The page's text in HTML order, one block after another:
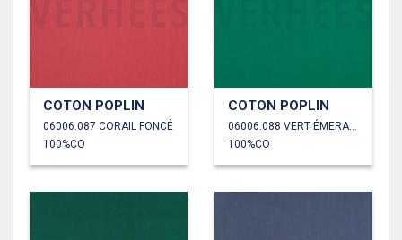
COTON POPLIN
06006.087 CORAIL FONCÉ
100%CO
COTON POPLIN
100%CO